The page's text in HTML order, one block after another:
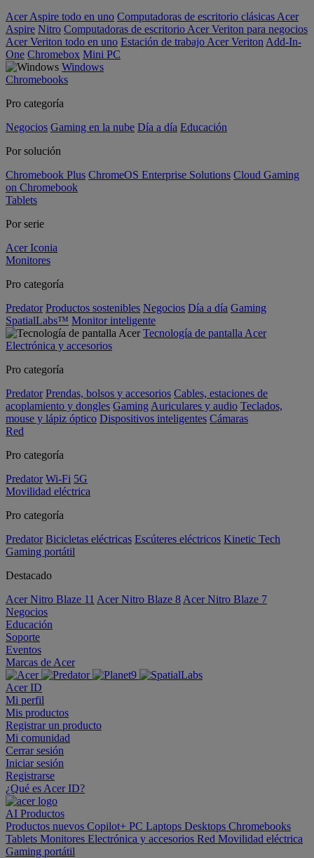
Acer Aspire todo en uno Computadoras de escritorio clásicas Acer
Aspire Nitro Computadoras de escritorio Acer Veriton para negocios
Acer Veriton todo en uno Estación de trabajo Acer Veriton Add-In-
One Chromebox Mini PC
Windows
Chromebooks
Pro categoría
Negocios Gaming en la nube Día a día Educación
Por solución
Chromebook Plus ChromeOS Enterprise Solutions Cloud Gaming
on Chromebook
Tablets
Por serie
Acer Iconia
Monitores
Pro categoría
Predator Productos sostenibles Negocios Día a día Gaming
SpatialLabs™ Monitor inteligente
Tecnología de pantalla Acer
Electrónica y accesorios
Pro categoría
Predator Prendas, bolsos y accesorios Cables, estaciones de
acoplamiento y dongles Gaming Auriculares y audio Teclados,
mouse y lápiz óptico Dispositivos inteligentes Cámaras
Red
Pro categoría
Predator Wi-Fi 5G
Movilidad eléctrica
Pro categoría
Predator Bicicletas eléctricas Escúteres eléctricos Kinetic Tech
Gaming portátil
Destacado
Acer Nitro Blaze 11 Acer Nitro Blaze 8 Acer Nitro Blaze 7
Negocios
Educación
Soporte
Eventos
Marcas de Acer
Acer ID
Mi perfil
Mis productos
Registrar un producto
Mi comunidad
Cerrar sesión
Iniciar sesión
Registrarse
¿Qué es Acer ID?
AI Productos
Productos nuevos Copilot+ PC Laptops Desktops Chromebooks
Tablets Monitores Electrónica y accesorios Red Movilidad eléctrica
Gaming portátil